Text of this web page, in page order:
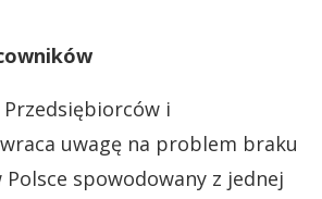
i
uwagę na problem braku
spowodowany z jednej